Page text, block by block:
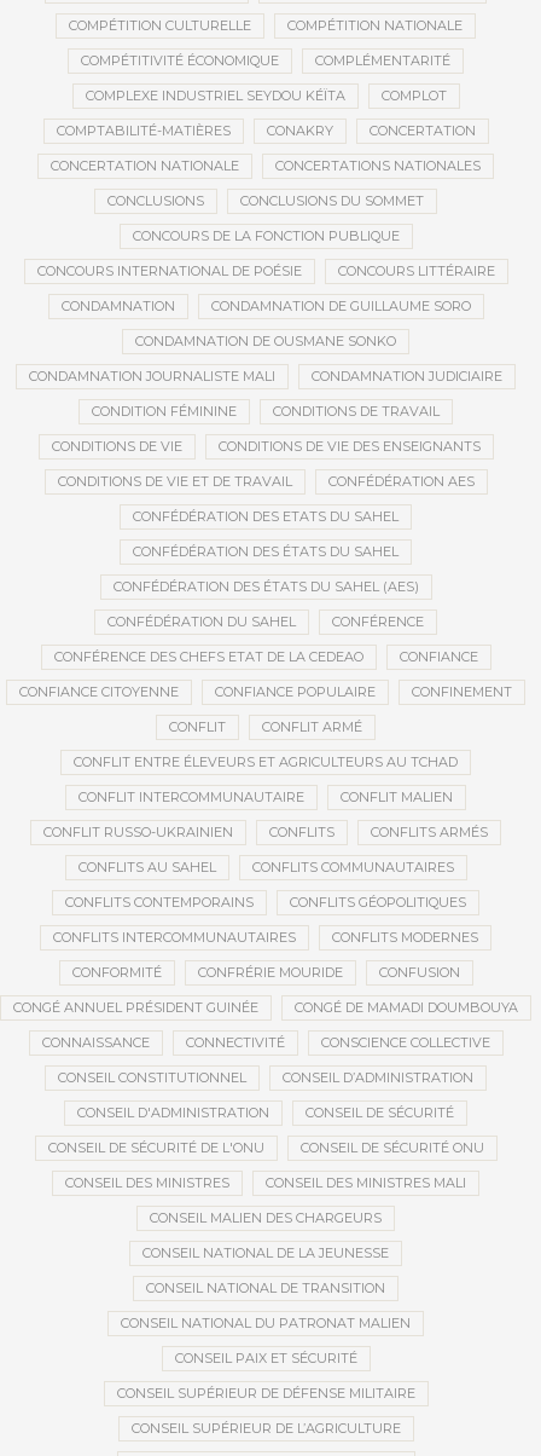
COMPÉTITION CULTURELLE COMPÉTITION NATIONALE
COMPÉTITIVITÉ ÉCONOMIQUE COMPLÉMENTARITÉ
COMPLEXE INDUSTRIEL SEYDOU KÉÏTA COMPLOT
COMPTABILITÉ-MATIÈRES CONAKRY CONCERTATION
CONCERTATION NATIONALE CONCERTATIONS NATIONALES
CONCLUSIONS CONCLUSIONS DU SOMMET
CONCOURS DE LA FONCTION PUBLIQUE
CONCOURS INTERNATIONAL DE POÉSIE CONCOURS LITTÉRAIRE
CONDAMNATION CONDAMNATION DE GUILLAUME SORO
CONDAMNATION DE OUSMANE SONKO
CONDAMNATION JOURNALISTE MALI CONDAMNATION JUDICIAIRE
CONDITION FÉMININE CONDITIONS DE TRAVAIL
CONDITIONS DE VIE CONDITIONS DE VIE DES ENSEIGNANTS
CONDITIONS DE VIE ET DE TRAVAIL CONFÉDÉRATION AES
CONFÉDÉRATION DES ETATS DU SAHEL
CONFÉDÉRATION DES ÉTATS DU SAHEL
CONFÉDÉRATION DES ÉTATS DU SAHEL (AES)
CONFÉDÉRATION DU SAHEL CONFÉRENCE
CONFÉRENCE DES CHEFS ETAT DE LA CEDEAO CONFIANCE
CONFIANCE CITOYENNE CONFIANCE POPULAIRE CONFINEMENT
CONFLIT CONFLIT ARMÉ
CONFLIT ENTRE ÉLEVEURS ET AGRICULTEURS AU TCHAD
CONFLIT INTERCOMMUNAUTAIRE CONFLIT MALIEN
CONFLIT RUSSO-UKRAINIEN CONFLITS CONFLITS ARMÉS
CONFLITS AU SAHEL CONFLITS COMMUNAUTAIRES
CONFLITS CONTEMPORAINS CONFLITS GÉOPOLITIQUES
CONFLITS INTERCOMMUNAUTAIRES CONFLITS MODERNES
CONFORMITÉ CONFRÉRIE MOURIDE CONFUSION
CONGÉ ANNUEL PRÉSIDENT GUINÉE CONGÉ DE MAMADI DOUMBOUYA
CONNAISSANCE CONNECTIVITÉ CONSCIENCE COLLECTIVE
CONSEIL CONSTITUTIONNEL CONSEIL D’ADMINISTRATION
CONSEIL D'ADMINISTRATION CONSEIL DE SÉCURITÉ
CONSEIL DE SÉCURITÉ DE L'ONU CONSEIL DE SÉCURITÉ ONU
CONSEIL DES MINISTRES CONSEIL DES MINISTRES MALI
CONSEIL MALIEN DES CHARGEURS
CONSEIL NATIONAL DE LA JEUNESSE
CONSEIL NATIONAL DE TRANSITION
CONSEIL NATIONAL DU PATRONAT MALIEN
CONSEIL PAIX ET SÉCURITÉ
CONSEIL SUPÉRIEUR DE DÉFENSE MILITAIRE
CONSEIL SUPÉRIEUR DE L’AGRICULTURE